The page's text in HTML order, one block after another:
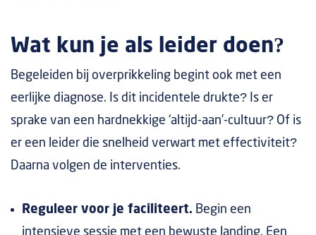
Wat kun je als leider doen?
Begeleiden bij overprikkeling begint ook met een
eerlijke diagnose. Is dit incidentele drukte? Is er
sprake van een hardnekkige ‘altijd-aan’-cultuur? Of is
er een leider die snelheid verwart met effectiviteit?
Daarna volgen de interventies.
Reguleer voor je faciliteert. Begin een
intensieve sessie met een bewuste landing. Een